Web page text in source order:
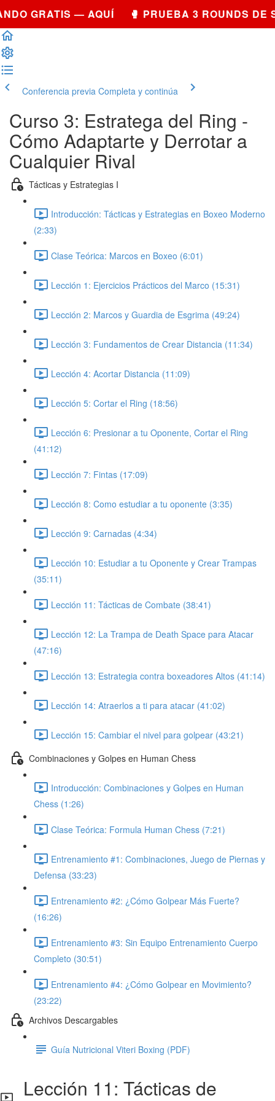
GRATIS — AQUÍ 🥊 PRUEBA 3 ROUNDS
Conferencia previa Completa y continúa
Curso 3: Estratega del Ring -
Cómo Adaptarte y Derrotar a
Cualquier Rival
Tácticas y Estrategias I
Introducción: Tácticas y Estrategias en Boxeo Moderno
(2:33)
Clase Teórica: Marcos en Boxeo (6:01)
Lección 1: Ejercicios Prácticos del Marco (15:31)
Lección 2: Marcos y Guardia de Esgrima (49:24)
Lección 3: Fundamentos de Crear Distancia (11:34)
Lección 4: Acortar Distancia (11:09)
Lección 5: Cortar el Ring (18:56)
Lección 6: Presionar a tu Oponente, Cortar el Ring
(41:12)
Lección 7: Fintas (17:09)
Lección 8: Como estudiar a tu oponente (3:35)
Lección 9: Carnadas (4:34)
Lección 10: Estudiar a tu Oponente y Crear Trampas
(35:11)
Lección 11: Tácticas de Combate (38:41)
Lección 12: La Trampa de Death Space para Atacar
(47:16)
Lección 13: Estrategia contra boxeadores Altos (41:14)
Lección 14: Atraerlos a ti para atacar (41:02)
Lección 15: Cambiar el nivel para golpear (43:21)
Combinaciones y Golpes en Human Chess
Introducción: Combinaciones y Golpes en Human
Chess (1:26)
Clase Teórica: Formula Human Chess (7:21)
Entrenamiento #1: Combinaciones, Juego de Piernas y
Defensa (33:23)
Entrenamiento #2: ¿Cómo Golpear Más Fuerte?
(16:26)
Entrenamiento #3: Sin Equipo Entrenamiento Cuerpo
Completo (30:51)
Entrenamiento #4: ¿Cómo Golpear en Movimiento?
(23:22)
Archivos Descargables
Guía Nutricional Viteri Boxing (PDF)
Lección 11: Tácticas de